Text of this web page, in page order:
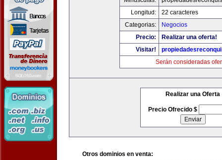
Longitud:
22 caracteres
Categorias:
Negocios
Precio:
Realizar una oferta!
Visitar!
Serán consideradas
Realizar una Oferta
Precio Ofrecido $
Otros dominios en venta: